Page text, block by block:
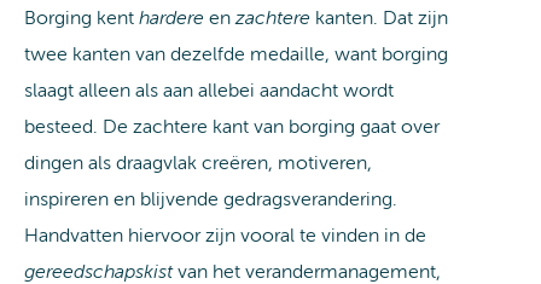
Borging kent hardere enzachtere kanten. Dat zijn
twee kanten van dezelfde medaille, want borging
slaagt alleen als aan allebei aandacht wordt
besteed. De zachtere kant van borging gaat over
dingen als draagvlak creëren, motiveren,
inspireren en blijvende gedragsverandering.
Handvatten hiervoor zijn vooral te vinden in de
gereedschapskistvan het verandermanagement,